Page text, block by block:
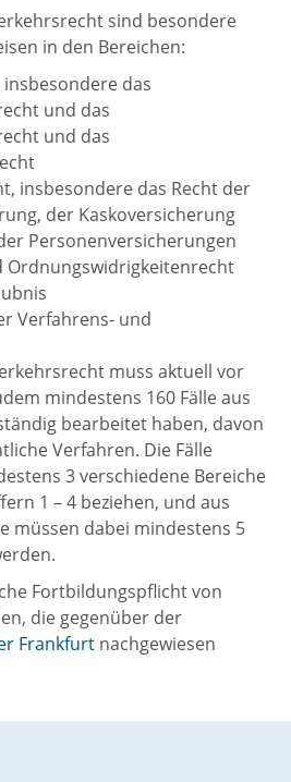
sind besondere
in den Bereichen:
das
und das
und das
insbesondere das Recht der
der Kaskoversicherung
Personenversicherungen
Ordnungswidrigkeitenrecht
Verfahrens- und
muss aktuell vor
mindestens 160 Fälle aus
bearbeitet haben, davon
Verfahren. Die Fälle
3 verschiedene Bereiche
1 – 4 beziehen, und aus
müssen dabei mindestens 5
Fortbildungspflicht von
die gegenüber der
Frankfurt nachgewiesen